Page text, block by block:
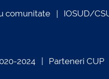
comunitate IOSUD/
2024 Parteneri CUP